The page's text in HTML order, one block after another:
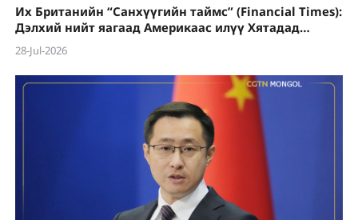
Их Британийн “Санхүүгийн таймс” (Financial Times):
Дэлхий нийт яагаад Америкаас илүү Хятадад
итгэдэг болсон бэ?
28-Jul-2026